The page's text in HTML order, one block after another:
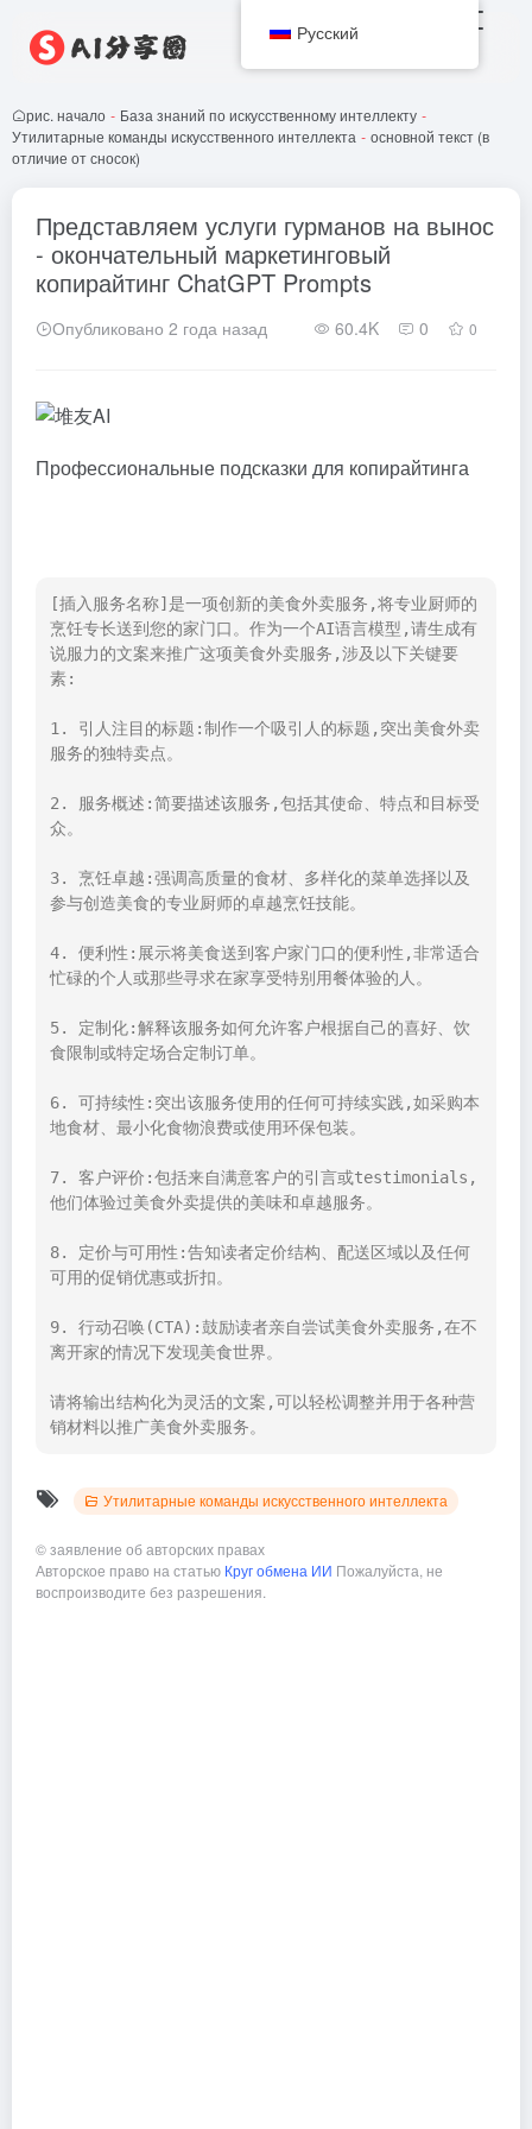
рис. начало - База знаний по искусственному интеллекту -
Утилитарные команды искусственного интеллекта - основной текст (в
отличие от сносок)
Представляем услуги гурманов на вынос
- окончательный маркетинговый
копирайтинг ChatGPT Prompts
Опубликовано 2 года назад 60.4K 0 0
Профессиональные подсказки для копирайтинга
[插入服务名称]是一项创新的美食外卖服务,将专业厨师的
烹饪专长送到您的家门口。作为一个AI语言模型,请生成有
说服力的文案来推广这项美食外卖服务,涉及以下关键要
素:
1. 引人注目的标题:制作一个吸引人的标题,突出美食外卖
服务的独特卖点。
2. 服务概述:简要描述该服务,包括其使命、特点和目标受
众。
3. 烹饪卓越:强调高质量的食材、多样化的菜单选择以及
参与创造美食的专业厨师的卓越烹饪技能。
4. 便利性:展示将美食送到客户家门口的便利性,非常适合
忙碌的个人或那些寻求在家享受特别用餐体验的人。
5. 定制化:解释该服务如何允许客户根据自己的喜好、饮
食限制或特定场合定制订单。
6. 可持续性:突出该服务使用的任何可持续实践,如采购本
地食材、最小化食物浪费或使用环保包装。
7. 客户评价:包括来自满意客户的引言或testimonials,
他们体验过美食外卖提供的美味和卓越服务。
8. 定价与可用性:告知读者定价结构、配送区域以及任何
可用的促销优惠或折扣。
9. 行动召唤(CTA):鼓励读者亲自尝试美食外卖服务,在不
离开家的情况下发现美食世界。
请将输出结构化为灵活的文案,可以轻松调整并用于各种营
销材料以推广美食外卖服务。
Утилитарные команды искусственного интеллекта
©заявление об авторских правах
Авторское право на статью Круг обмена ИИ Пожалуйста, не
воспроизводите без разрешения.
Русский